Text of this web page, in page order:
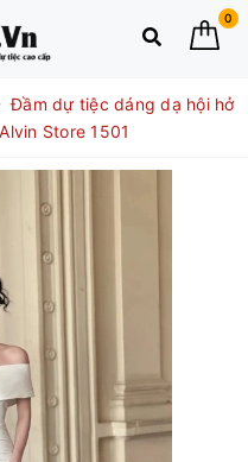
0
Đầm dự tiệc dáng dạ hội hở
Store 1501